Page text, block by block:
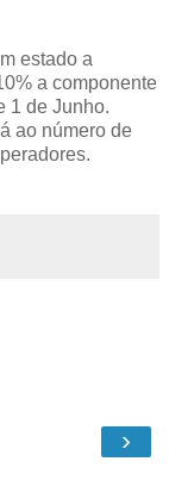
estado a
a componente
1 de Junho.
ao número de
›